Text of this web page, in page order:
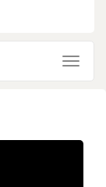
Toggle